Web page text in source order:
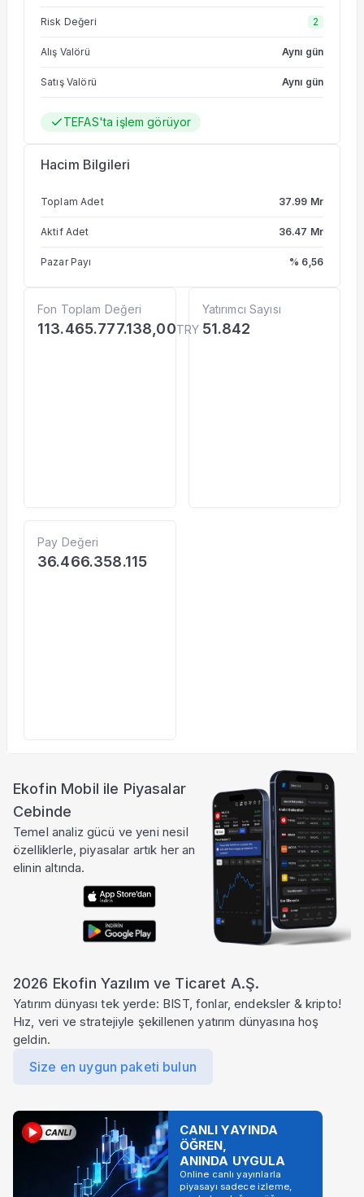
Risk Değeri 2
Alış Valörü Aynı gün
Satış Valörü Aynı gün
TEFAS'ta işlem görüyor
Hacim Bilgileri
Toplam Adet 37.99 Mr
Aktif Adet 36.47 Mr
Pazar Payı % 6,56
Fon Toplam Değeri
113.465.777.138,00TRY
Yatırımcı Sayısı
51.842
Pay Değeri
36.466.358.115
Ekofin Mobil ile Piyasalar
Cebinde
Temel analiz gücü ve yeni nesil
özelliklerle, piyasalar artık her an
elinin altında.
2026 Ekofin Yazılım ve Ticaret A.Ş.
Yatırım dünyası tek yerde: BIST, fonlar, endeksler & kripto!
Hız, veri ve stratejiyle şekillenen yatırım dünyasına hoş
geldin.
Size en uygun paketi bulun
CANLI YAYINDA
ÖĞREN,
ANINDA UYGULA
Online canlı yayınlarla
piyasayı sadece izleme,